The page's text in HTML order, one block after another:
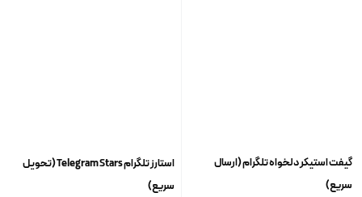
گیفت استیکر دلخواه تلگرام (ارسال
سریع)
استارز تلگرام Telegram Stars (تحویل
سریع)